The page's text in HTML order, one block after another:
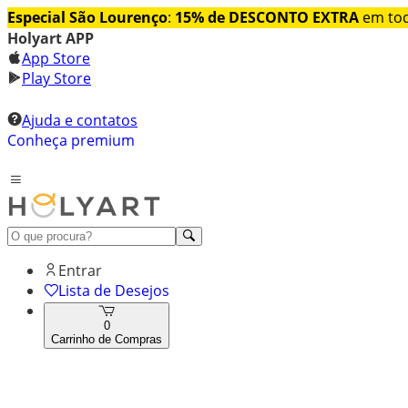
Especial São Lourenço: 15% de DESCONTO EXTRA em
Holyart APP
App Store
Play Store
Ajuda e contatos
Conheça premium
Entrar
Lista de Desejos
0
Carrinho de Compras